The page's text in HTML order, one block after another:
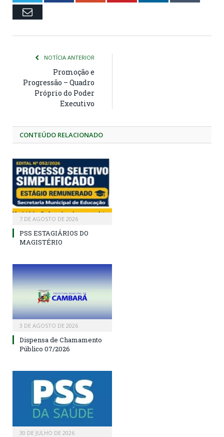
Email
NOTÍCIA ANTERIOR
Promoção e
Progressão – Quadro
Próprio do Poder
Executivo
CONTEÚDO RELACIONADO
7 DE AGOSTO DE 2026
PSS ESTAGIÁRIOS DO
MAGISTÉRIO
3 DE AGOSTO DE 2026
Dispensa de Chamamento
Público 07/2026
30 DE JULHO DE 2026